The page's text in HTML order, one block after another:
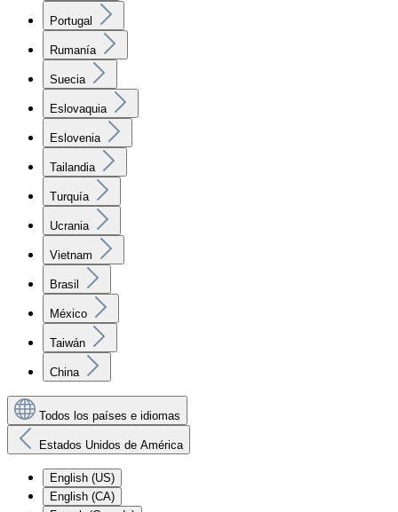
Portugal
Rumanía
Suecia
Eslovaquia
Eslovenia
Tailandia
Turquía
Ucrania
Vietnam
Brasil
México
Taiwán
China
Todos los países e idiomas
Estados Unidos de América
English (US)
English (CA)